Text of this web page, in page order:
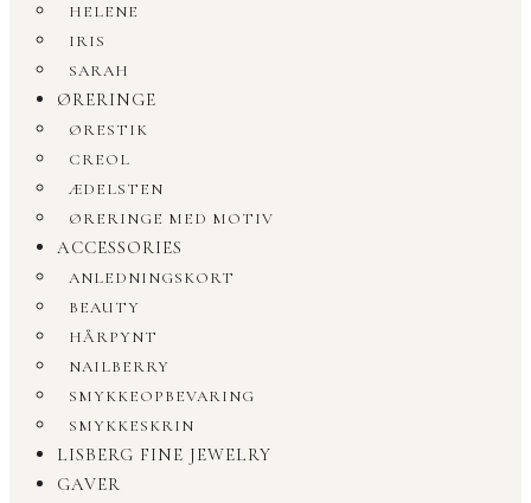
HELENE
IRIS
SARAH
ØRERINGE
ØRESTIK
CREOL
ÆDELSTEN
ØRERINGE MED MOTIV
ACCESSORIES
ANLEDNINGSKORT
BEAUTY
HÅRPYNT
NAILBERRY
SMYKKEOPBEVARING
SMYKKESKRIN
LISBERG FINE JEWELRY
GAVER